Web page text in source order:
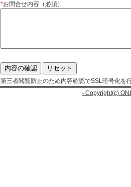
*お問合せ内容（必須）
第三者閲覧防止のため内容確認でSSL暗号化を
- Copyright(c)